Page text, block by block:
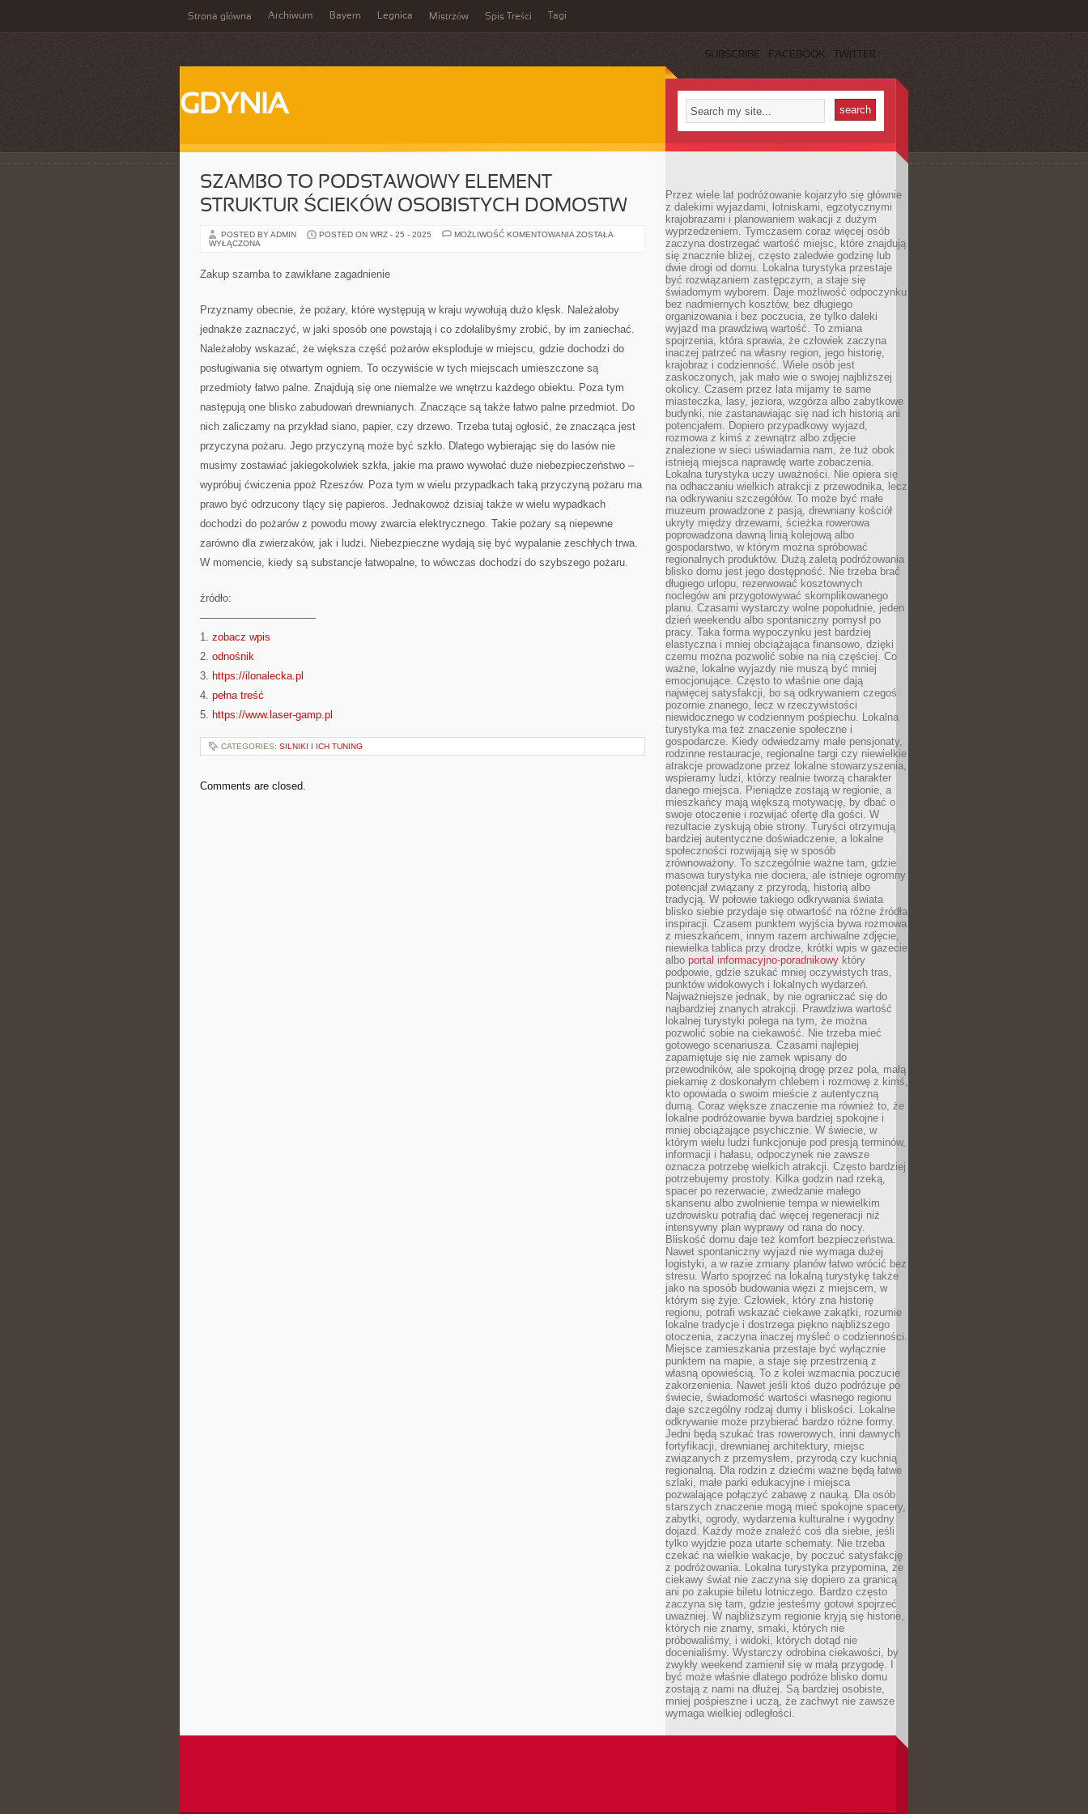
Strona główna Archiwum Bayern Legnica Mistrzów Spis Treści Tagi
SUBSCRIBE FACEBOOK TWITTER
GDYNIA
SZAMBO TO PODSTAWOWY ELEMENT
STRUKTUR ŚCIEKÓW OSOBISTYCH DOMOSTW
POSTED BY ADMIN POSTED ON WRZ - 25 - 2025 MOŻLIWOŚĆ KOMENTOWANIA SZAMBO
ZOSTAŁA
WYŁĄCZONA
Zakup szamba to zawikłane zagadnienie
Przyznamy obecnie, że pożary, które występują w kraju wywołują dużo klęsk. Należałoby
jednakże zaznaczyć, w jaki sposób one powstają i co zdołalibyśmy zrobić, by im zaniechać.
Należałoby wskazać, że większa część pożarów eksploduje w miejscu, gdzie dochodzi do
posługiwania się otwartym ogniem. To oczywiście w tych miejscach umieszczone są
przedmioty łatwo palne. Znajdują się one niemalże we wnętrzu każdego obiektu. Poza tym
następują one blisko zabudowań drewnianych. Znaczące są także łatwo palne przedmiot. Do
nich zaliczamy na przykład siano, papier, czy drzewo. Trzeba tutaj ogłosić, że znacząca jest
przyczyna pożaru. Jego przyczyną może być szkło. Dlatego wybierając się do lasów nie
musimy zostawiać jakiegokolwiek szkła, jakie ma prawo wywołać duże niebezpieczeństwo –
wypróbuj ćwiczenia ppoż Rzeszów. Poza tym w wielu przypadkach taką przyczyną pożaru ma
prawo być odrzucony tlący się papieros. Jednakowoż dzisiaj także w wielu wypadkach
dochodzi do pożarów z powodu mowy zwarcia elektrycznego. Takie pożary są niepewne
zarówno dla zwierzaków, jak i ludzi. Niebezpieczne wydają się być wypalanie zeschłych trwa.
W momencie, kiedy są substancje łatwopalne, to wówczas dochodzi do szybszego pożaru.
źródło:
———————————
1. zobacz wpis
2. odnośnik
3. https://ilonalecka.pl
4. pełna treść
5. https://www.laser-gamp.pl
CATEGORIES: SILNIKI I ICH TUNING
Comments are closed.
Przez wiele lat podróżowanie kojarzyło się głównie
z dalekimi wyjazdami, lotniskami, egzotycznymi
krajobrazami i planowaniem wakacji z dużym
wyprzedzeniem. Tymczasem coraz więcej osób
zaczyna dostrzegać wartość miejsc, które znajdują
się znacznie bliżej, często zaledwie godzinę lub
dwie drogi od domu. Lokalna turystyka przestaje
być rozwiązaniem zastępczym, a staje się
świadomym wyborem. Daje możliwość odpoczynku
bez nadmiernych kosztów, bez długiego
organizowania i bez poczucia, że tylko daleki
wyjazd ma prawdziwą wartość. To zmiana
spojrzenia, która sprawia, że człowiek zaczyna
inaczej patrzeć na własny region, jego historię,
krajobraz i codzienność. Wiele osób jest
zaskoczonych, jak mało wie o swojej najbliższej
okolicy. Czasem przez lata mijamy te same
miasteczka, lasy, jeziora, wzgórza albo zabytkowe
budynki, nie zastanawiając się nad ich historią ani
potencjałem. Dopiero przypadkowy wyjazd,
rozmowa z kimś z zewnątrz albo zdjęcie
znalezione w sieci uświadamia nam, że tuż obok
istnieją miejsca naprawdę warte zobaczenia.
Lokalna turystyka uczy uważności. Nie opiera się
na odhaczaniu wielkich atrakcji z przewodnika, lecz
na odkrywaniu szczegółów. To może być małe
muzeum prowadzone z pasją, drewniany kościół
ukryty między drzewami, ścieżka rowerowa
poprowadzona dawną linią kolejową albo
gospodarstwo, w którym można spróbować
regionalnych produktów. Dużą zaletą podróżowania
blisko domu jest jego dostępność. Nie trzeba brać
długiego urlopu, rezerwować kosztownych
noclegów ani przygotowywać skomplikowanego
planu. Czasami wystarczy wolne popołudnie, jeden
dzień weekendu albo spontaniczny pomysł po
pracy. Taka forma wypoczynku jest bardziej
elastyczna i mniej obciążająca finansowo, dzięki
czemu można pozwolić sobie na nią częściej. Co
ważne, lokalne wyjazdy nie muszą być mniej
emocjonujące. Często to właśnie one dają
najwięcej satysfakcji, bo są odkrywaniem czegoś
pozornie znanego, lecz w rzeczywistości
niewidocznego w codziennym pośpiechu. Lokalna
turystyka ma też znaczenie społeczne i
gospodarcze. Kiedy odwiedzamy małe pensjonaty,
rodzinne restauracje, regionalne targi czy niewielkie
atrakcje prowadzone przez lokalne stowarzyszenia,
wspieramy ludzi, którzy realnie tworzą charakter
danego miejsca. Pieniądze zostają w regionie, a
mieszkańcy mają większą motywację, by dbać o
swoje otoczenie i rozwijać ofertę dla gości. W
rezultacie zyskują obie strony. Turyści otrzymują
bardziej autentyczne doświadczenie, a lokalne
społeczności rozwijają się w sposób
zrównoważony. To szczególnie ważne tam, gdzie
masowa turystyka nie dociera, ale istnieje ogromny
potencjał związany z przyrodą, historią albo
tradycją. W połowie takiego odkrywania świata
blisko siebie przydaje się otwartość na różne źródła
inspiracji. Czasem punktem wyjścia bywa rozmowa
z mieszkańcem, innym razem archiwalne zdjęcie,
niewielka tablica przy drodze, krótki wpis w gazecie
albo portal informacyjno-poradnikowy który
podpowie, gdzie szukać mniej oczywistych tras,
punktów widokowych i lokalnych wydarzeń.
Najważniejsze jednak, by nie ograniczać się do
najbardziej znanych atrakcji. Prawdziwa wartość
lokalnej turystyki polega na tym, że można
pozwolić sobie na ciekawość. Nie trzeba mieć
gotowego scenariusza. Czasami najlepiej
zapamiętuje się nie zamek wpisany do
przewodników, ale spokojną drogę przez pola, małą
piekarnię z doskonałym chlebem i rozmowę z kimś,
kto opowiada o swoim mieście z autentyczną
dumą. Coraz większe znaczenie ma również to, że
lokalne podróżowanie bywa bardziej spokojne i
mniej obciążające psychicznie. W świecie, w
którym wielu ludzi funkcjonuje pod presją terminów,
informacji i hałasu, odpoczynek nie zawsze
oznacza potrzebę wielkich atrakcji. Często bardziej
potrzebujemy prostoty. Kilka godzin nad rzeką,
spacer po rezerwacie, zwiedzanie małego
skansenu albo zwolnienie tempa w niewielkim
uzdrowisku potrafią dać więcej regeneracji niż
intensywny plan wyprawy od rana do nocy.
Bliskość domu daje też komfort bezpieczeństwa.
Nawet spontaniczny wyjazd nie wymaga dużej
logistyki, a w razie zmiany planów łatwo wrócić bez
stresu. Warto spojrzeć na lokalną turystykę także
jako na sposób budowania więzi z miejscem, w
którym się żyje. Człowiek, który zna historię
regionu, potrafi wskazać ciekawe zakątki, rozumie
lokalne tradycje i dostrzega piękno najbliższego
otoczenia, zaczyna inaczej myśleć o codzienności.
Miejsce zamieszkania przestaje być wyłącznie
punktem na mapie, a staje się przestrzenią z
własną opowieścią. To z kolei wzmacnia poczucie
zakorzenienia. Nawet jeśli ktoś dużo podróżuje po
świecie, świadomość wartości własnego regionu
daje szczególny rodzaj dumy i bliskości. Lokalne
odkrywanie może przybierać bardzo różne formy.
Jedni będą szukać tras rowerowych, inni dawnych
fortyfikacji, drewnianej architektury, miejsc
związanych z przemysłem, przyrodą czy kuchnią
regionalną. Dla rodzin z dziećmi ważne będą łatwe
szlaki, małe parki edukacyjne i miejsca
pozwalające połączyć zabawę z nauką. Dla osób
starszych znaczenie mogą mieć spokojne spacery,
zabytki, ogrody, wydarzenia kulturalne i wygodny
dojazd. Każdy może znaleźć coś dla siebie, jeśli
tylko wyjdzie poza utarte schematy. Nie trzeba
czekać na wielkie wakacje, by poczuć satysfakcję
z podróżowania. Lokalna turystyka przypomina, że
ciekawy świat nie zaczyna się dopiero za granicą
ani po zakupie biletu lotniczego. Bardzo często
zaczyna się tam, gdzie jesteśmy gotowi spojrzeć
uważniej. W najbliższym regionie kryją się historie,
których nie znamy, smaki, których nie
próbowaliśmy, i widoki, których dotąd nie
docenialiśmy. Wystarczy odrobina ciekawości, by
zwykły weekend zamienił się w małą przygodę. I
być może właśnie dlatego podróże blisko domu
zostają z nami na dłużej. Są bardziej osobiste,
mniej pośpieszne i uczą, że zachwyt nie zawsze
wymaga wielkiej odległości.